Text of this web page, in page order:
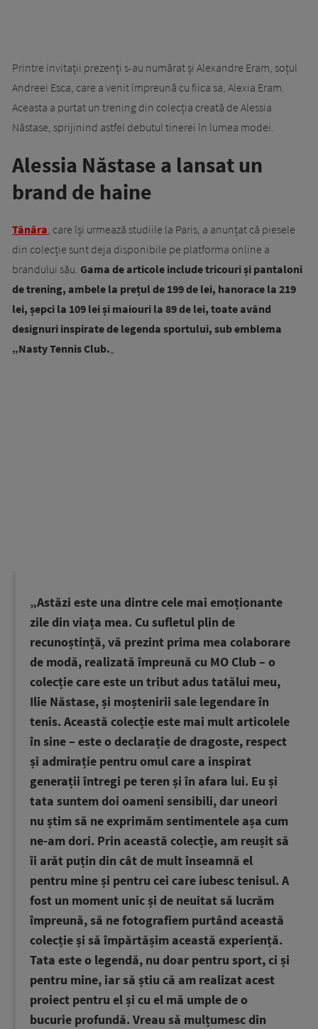
Printre invitații prezenți s-au numărat și Alexandre Eram, soțul
Andreei Esca, care a venit împreună cu fiica sa, Alexia Eram.
Aceasta a purtat un trening din colecția creată de Alessia
Năstase, sprijinind astfel debutul tinerei în lumea modei.
Alessia Năstase a lansat un
brand de haine
Tânăra, care își urmează studiile la Paris, a anunțat că piesele
din colecție sunt deja disponibile pe platforma online a
brandului său. Gama de articole include tricouri și pantaloni
de trening, ambele la prețul de 199 de lei, hanorace la 219
lei, șepci la 109 lei și maiouri la 89 de lei, toate având
designuri inspirate de legenda sportului, sub emblema
„Nasty Tennis Club.„
„Astăzi este una dintre cele mai emoționante
zile din viața mea. Cu sufletul plin de
recunoștință, vă prezint prima mea colaborare
de modă, realizată împreună cu MO Club – o
colecție care este un tribut adus tatălui meu,
Ilie Năstase, și moștenirii sale legendare în
tenis. Această colecție este mai mult articolele
în sine – este o declarație de dragoste, respect
și admirație pentru omul care a inspirat
generații întregi pe teren și în afara lui. Eu și
tata suntem doi oameni sensibili, dar uneori
nu știm să ne exprimăm sentimentele așa cum
ne-am dori. Prin această colecție, am reușit să
îi arăt puțin din cât de mult înseamnă el
pentru mine și pentru cei care iubesc tenisul. A
fost un moment unic și de neuitat să lucrăm
împreună, să ne fotografiem purtând această
colecție și să împărtășim această experiență.
Tata este o legendă, nu doar pentru sport, ci și
pentru mine, iar să știu că am realizat acest
proiect pentru el și cu el mă umple de o
bucurie profundă. Vreau să mulțumesc din